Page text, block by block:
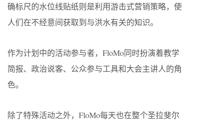
确标尺的水位线贴纸则是利用游击式营销策略，使
人们在不经意间获取到与洪水有关的知识。
作为计划中的活动参与者，FloMo同时扮演着教学
简报、政治说客、公众参与工具和大会主讲人的角
色。
除了特殊活动之外，FloMo每天也在整个圣拉斐尔